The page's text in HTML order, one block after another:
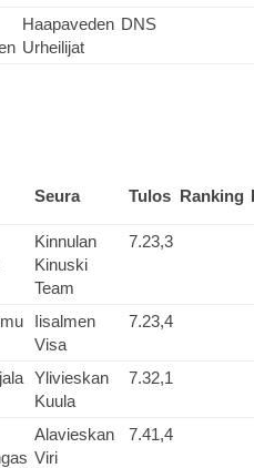
Haapaveden
Urheilijat
DNS
Seura Tulos Ranking
Kinnulan
Kinuski
Team
7.23,3
Iisalmen
Visa
7.23,4
Ylivieskan
Kuula
7.32,1
Alavieskan
Viri
7.41,4